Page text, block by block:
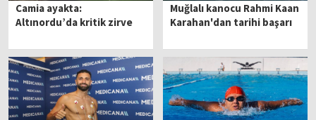
Camia ayakta:
Altınordu’da kritik zirve
Muğlalı kanocu Rahmi Kaan
Karahan'dan tarihi başarı